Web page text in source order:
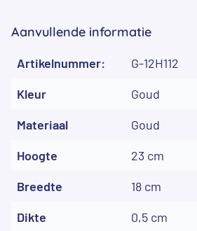
Aanvullende informatie
Artikelnummer:
G-12H112
Kleur
Goud
Materiaal
Goud
Hoogte
23 cm
Breedte
18 cm
Dikte
0,5 cm